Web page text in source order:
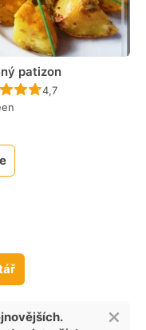
patizon
Recept ještě nebyl
4,7